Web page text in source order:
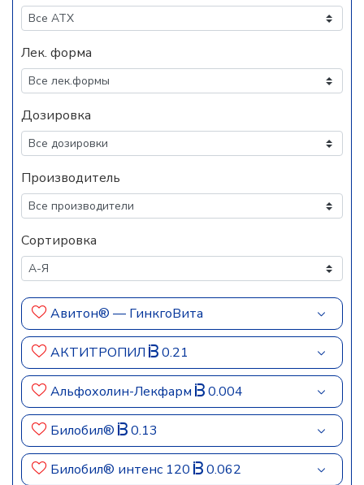
Лек. форма
Дозировка
Производитель
Сортировка
Авитон® — ГинкгоВита
АКТИТРОПИЛ 0.21
Альфохолин-Лекфарм 0.004
Билобил® 0.13
Билобил® интенс 120 0.062